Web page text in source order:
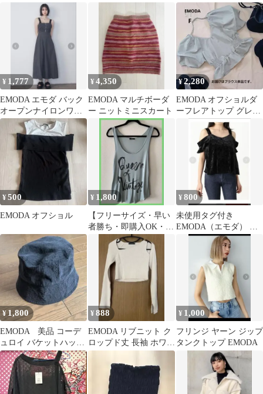
ャミソール付き
¥ 1,777
EMODA エモダ バック
オープンナイロンワン
ピース グレー
¥4,350
EMODA マルチボーダ
ー ニットミニスカート
¥2,280
EMODA オフショルダ
ーフレアトップ グレー
ジュ エモダ F
¥500
EMODA オフショル
¥ 1,800
【フリーサイズ・早い
者勝ち・即購入OK・送
料込】EMODAメッセ
ージタンクトップ
¥800
未使用タグ付き
EMODA（エモダ） ベ
ロアオフショルダート
¥ 1,800
EMODA 美品 コーデ
ュロイ バケットハット
ブラック F
¥888
EMODA リブニット ク
ロップド丈 長袖 ホワイ
ト
¥ 1,000
フリンジ ヤーン ジップ
タンクトップ EMODA